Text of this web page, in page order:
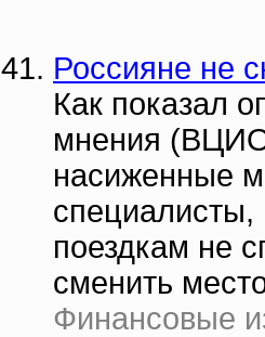
Россияне не
Как показал
мнения
насиженные
специалисты,
поездкам не
сменить
Финансовые